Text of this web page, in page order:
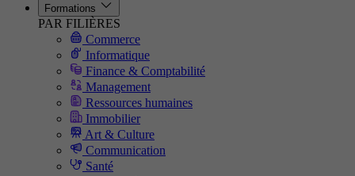
Formations
PAR FILIÈRES
Commerce
Informatique
Finance & Comptabilité
Management
Ressources humaines
Immobilier
Art & Culture
Communication
Santé